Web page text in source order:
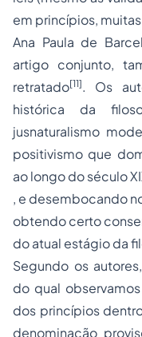
em princípios,
Ana Paula de
artigo conjunto,
retratado[11]. Os
histórica da
jusnaturalismo
positivismo que
ao longo do século
, e desembocando
obtendo certo
do atual estágio da
Segundo os
do qual
dos princípios
denominação